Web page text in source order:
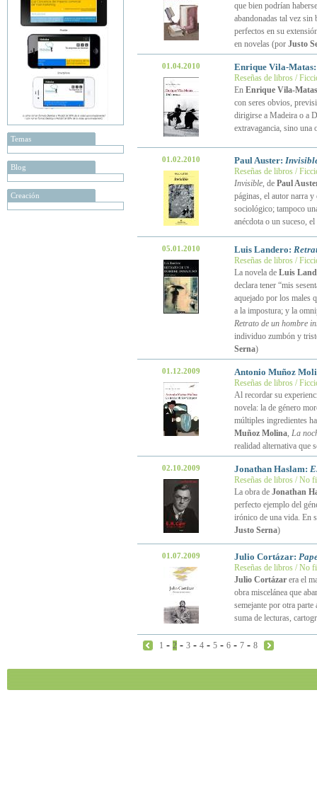
Temas
Blog
Creación
que bien podrían
abandonadas tal vez
perfectos en su
en novelas (por Justo
01.04.2010 Enrique Vila-
Reseñas de libros /
En Enrique Vila-Matas
con seres obvios,
dirigirse a Madeira o a
extravagancia, sino
01.02.2010 Paul Auster:
Reseñas de libros /
Invisible, de Paul
páginas, el autor narra
sociológico; tampoco
anécdota o un suceso,
05.01.2010 Luis Landero:
Reseñas de libros /
La novela de Luis
declara tener “mis
aquejado por los males
a la impostura; y la
Retrato de un hombre
individuo zumbón y
Serna)
01.12.2009 Antonio Muñoz
Reseñas de libros /
Al recordar su
novela: la de género
múltiples ingredientes
Muñoz Molina, La
realidad alternativa que
02.10.2009 Jonathan Haslam:
Reseñas de libros / No
La obra de Jonathan
perfecto ejemplo del
irónico de una vida. En
Justo Serna)
01.07.2009 Julio Cortázar:
Reseñas de libros / No
Julio Cortázarera el
obra miscelánea que
semejante por otra
suma de lecturas,
1 - 2 - 3 - 4 - 5 - 6 - 7 - 8